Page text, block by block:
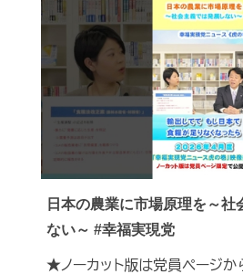
日本の農業に市場原理を～社
ない～ #幸福実現党
★ノーカット版は党員ページか